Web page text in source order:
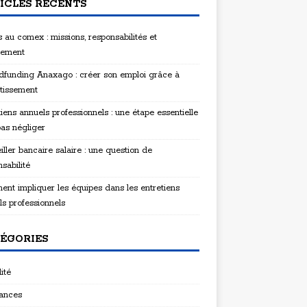
RÉCENTS
au comex : missions, responsabilités et
Anaxago : créer son emploi grâce à
annuels professionnels : une étape essentielle
négliger
bancaire salaire : une question de
impliquer les équipes dans les entretiens
professionnels